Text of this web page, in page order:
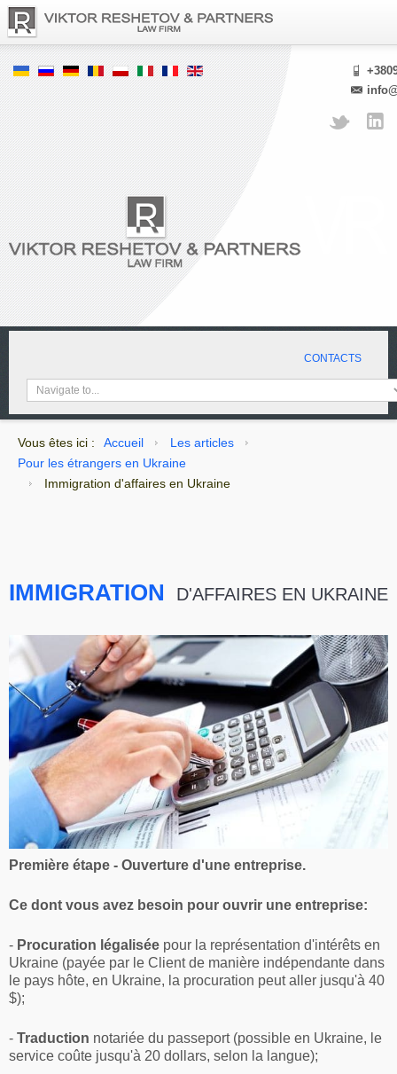
CONTACTS
Vous êtes ici : Accueil
Les articles
Pour les étrangers en Ukraine
Immigration d'affaires en Ukraine
IMMIGRATION D'AFFAIRES EN UKRAINE
Première étape - Ouverture d'une entreprise.
Ce dont vous avez besoin pour ouvrir une entreprise:
- Procuration légalisée pour la représentation d'intérêts en
Ukraine (payée par le Client de manière indépendante dans
le pays hôte, en Ukraine, la procuration peut aller jusqu'à 40
$);
- Traduction notariée du passeport (possible en Ukraine, le
service coûte jusqu'à 20 dollars, selon la langue);